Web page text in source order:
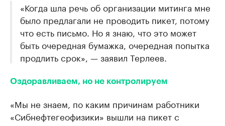
«Когда шла речь об организации митинга мне
было предлагали не проводить пикет, потому
что есть письмо. Но я знаю, что это может
быть очередная бумажка, очередная попытка
продлить срок», — заявил Терлеев.
Оздоравливаем, но не контролируем
«Мы не знаем, по каким причинам работники
«Сибнефтегеофизики» вышли на пикет с